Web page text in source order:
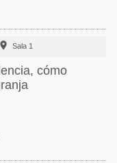
 Sala 1
cómo